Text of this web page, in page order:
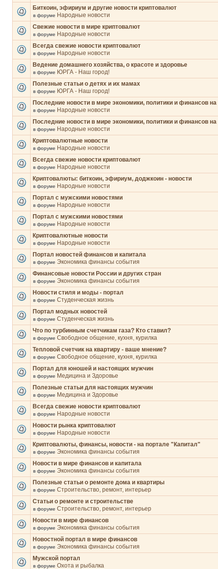
Биткоин, эфириум и другие новости криптовалют
в форуме Народные новости
Свежие новости в мире криптовалют
в форуме Народные новости
Всегда свежие новости криптовалют
в форуме Народные новости
Ведение домашнего хозяйства, о красоте и здоровье
в форуме ЮРГА - Наш город!
Полезные статьи о детях и их мамах
в форуме ЮРГА - Наш город!
Последние новости в мире экономики, политики и финансов на
в форуме Народные новости
Последние новости в мире экономики, политики и финансов на
в форуме Народные новости
Криптовалютные новости
в форуме Народные новости
Всегда свежие новости криптовалют
в форуме Народные новости
Криптовалюты: биткоин, эфириум, доджкоин - новости
в форуме Народные новости
Портал с мужскими новостями
в форуме Народные новости
Портал с мужскими новостями
в форуме Народные новости
Криптовалютные новости
в форуме Народные новости
Портал новостей финансов и капитала
в форуме Экономика финансы события
Финансовые новости России и других стран
в форуме Экономика финансы события
Новости стиля и моды - портал
в форуме Студенческая жизнь
Портал модных новостей
в форуме Студенческая жизнь
Что по турбинным счетчикам газа? Кто ставил?
в форуме Свободное общение, кухня, курилка
Тепловой счетчик на квартиру - ваше мнение?
в форуме Свободное общение, кухня, курилка
Портал для юношей и настоящих мужчин
в форуме Медицина и Здоровье
Полезные статьи для настоящих мужчин
в форуме Медицина и Здоровье
Всегда свежие новости криптовалют
в форуме Народные новости
Новости рынка криптовалют
в форуме Народные новости
Криптовалюты, финансы, новости - на портале "Капитал"
в форуме Экономика финансы события
Новости в мире финансов и капитала
в форуме Экономика финансы события
Полезные статьи о ремонте дома и квартиры
в форуме Строительство, ремонт, интерьер
Статьи о ремонте и строительстве
в форуме Строительство, ремонт, интерьер
Новости в мире финансов
в форуме Экономика финансы события
Новостной портал в мире финансов
в форуме Экономика финансы события
Мужской портал
в форуме Охота и рыбалка